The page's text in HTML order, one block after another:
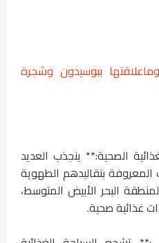
ببوسيدون وشجرة
الصحية:** ينجذب العديد
بتقاليدهم الطهوية
البحر الأبيض المتوسط،
غذائية صحية.